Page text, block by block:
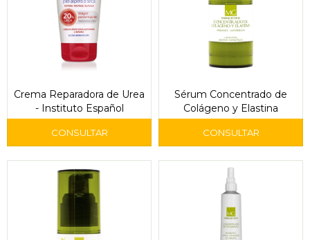
Crema Reparadora de Urea
- Instituto Español
Sérum Concentrado de
Colágeno y Elastina